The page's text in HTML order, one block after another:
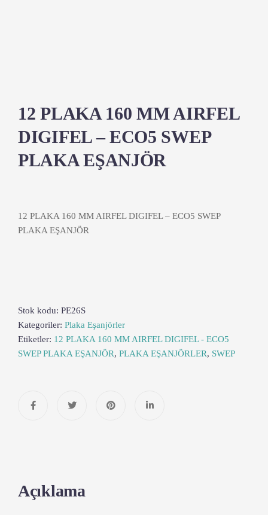
12 PLAKA 160 MM AIRFEL
DIGIFEL – ECO5 SWEP
PLAKA EŞANJÖR
12 PLAKA 160 MM AIRFEL DIGIFEL – ECO5 SWEP
PLAKA EŞANJÖR
Stok kodu: PE26S
Kategoriler: Plaka Eşanjörler
Etiketler: 12 PLAKA 160 MM AIRFEL DIGIFEL - ECO5
SWEP PLAKA EŞANJÖR, PLAKA EŞANJÖRLER, SWEP
Açıklama